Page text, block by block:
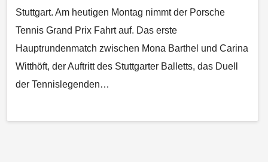
Stuttgart. Am heutigen Montag nimmt der Porsche
Tennis Grand Prix Fahrt auf. Das erste
Hauptrundenmatch zwischen Mona Barthel und Carina
Witthöft, der Auftritt des Stuttgarter Balletts, das Duell
der Tennislegenden…